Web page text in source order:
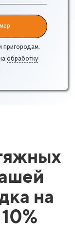
пригородам.
обработку
на